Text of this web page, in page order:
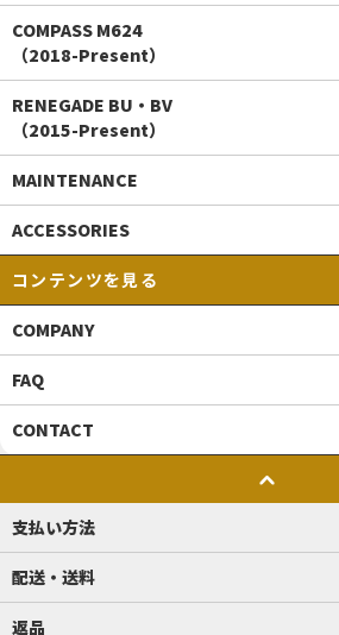
COMPASS M624
（2018-Present）
RENEGADE BU・BV
（2015-Present）
MAINTENANCE
ACCESSORIES
コンテンツを見る
COMPANY
FAQ
CONTACT
支払い方法
配送・送料
返品